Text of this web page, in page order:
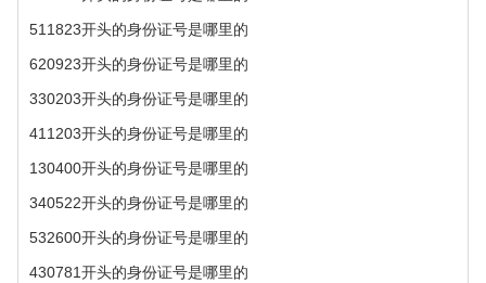
511823开头的身份证号是哪里的
620923开头的身份证号是哪里的
330203开头的身份证号是哪里的
411203开头的身份证号是哪里的
130400开头的身份证号是哪里的
340522开头的身份证号是哪里的
532600开头的身份证号是哪里的
430781开头的身份证号是哪里的